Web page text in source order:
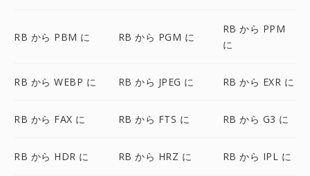
RB から PBM に RB から PGM に
RB から PPM
に
RB から WEBP に RB から JPEG に RB から EXR に
RB から FAX に RB から FTS に RB から G3 に
RB から HDR に RB から HRZ に RB から IPL に